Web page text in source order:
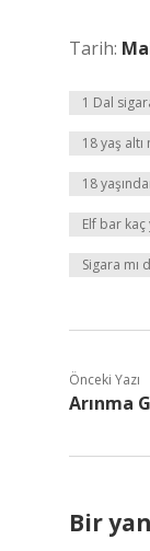
Tarih:
1 Dal
18 yaş altı
18
Elf bar kaç
Sigara mı
Önceki Yazı
Arınma
Bir